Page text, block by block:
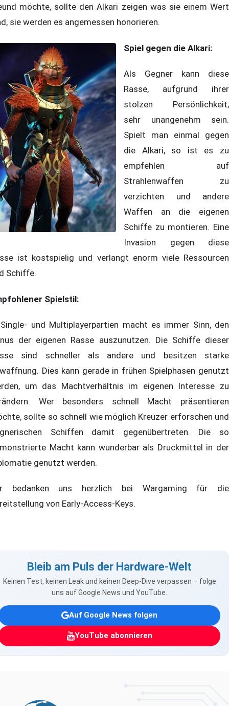
möchte, sollte den Alkari zeigen was sie einem Wert
sie werden es angemessen honorieren.
Spiel gegen die Alkari:
Als Gegner kann diese
Rasse, aufgrund ihrer
stolzen Persönlichkeit,
sehr unangenehm sein.
Spielt man einmal gegen
die Alkari, so ist es zu
empfehlen auf
Strahlenwaffen zu
verzichten und andere
Waffen an die eigenen
Schiffe zu montieren. Eine
Invasion gegen diese
ist kostspielig und verlangt enorm viele Ressourcen
Schiffe.
Spielstil:
und Multiplayerpartien macht es immer Sinn, den
der eigenen Rasse auszunutzen. Die Schiffe dieser
sind schneller als andere und besitzen starke
Dies kann gerade in frühen Spielphasen genutzt
um das Machtverhältnis im eigenen Interesse zu
Wer besonders schnell Macht präsentieren
sollte so schnell wie möglich Kreuzer erforschen und
Schiffen damit gegenübertreten. Die so
Macht kann wunderbar als Druckmittel in der
genutzt werden.
bedanken uns herzlich bei Wargaming für die
von Early-Access-Keys.
Bleib am Puls der Hardware-Welt
Keinen Test, keinen Leak und keinen Deep-Dive verpassen – folge
uns auf Google News und YouTube.
Auf Google News folgen
YouTube abonnieren